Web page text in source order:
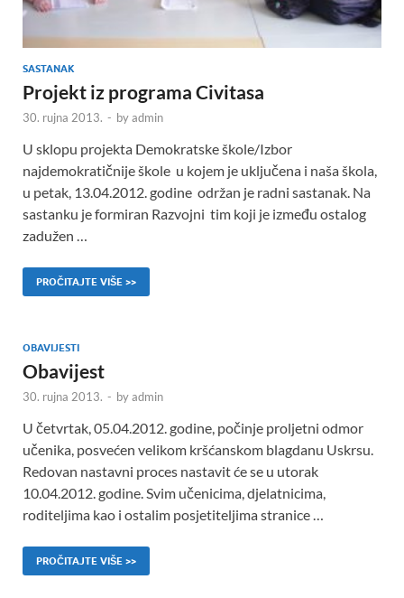
SASTANAK
Projekt iz programa Civitasa
30. rujna 2013. - byadmin
U sklopu projekta Demokratske škole/Izbor
najdemokratičnije škole u kojem je uključena i naša škola,
u petak, 13.04.2012. godine održan je radni sastanak. Na
sastanku je formiran Razvojni tim koji je između ostalog
zadužen …
PROČITAJTE VIŠE >>
OBAVIJESTI
Obavijest
30. rujna 2013. - byadmin
U četvrtak, 05.04.2012. godine, počinje proljetni odmor
učenika, posvećen velikom kršćanskom blagdanu Uskrsu.
Redovan nastavni proces nastavit će se u utorak
10.04.2012. godine. Svim učenicima, djelatnicima,
roditeljima kao i ostalim posjetiteljima stranice …
PROČITAJTE VIŠE >>